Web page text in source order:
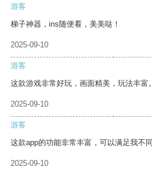
游客
梯子神器，ins随便看，美美哒！
2025-09-10
游客
这款游戏非常好玩，画面精美，玩法丰富。
2025-09-10
游客
这款app的功能非常丰富，可以满足我不
2025-09-10